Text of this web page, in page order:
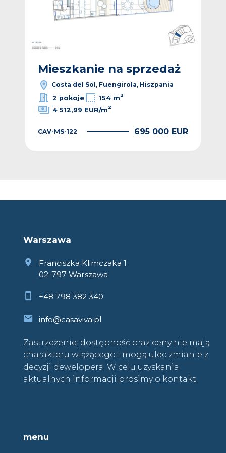
Mieszkanie na sprzedaż
Costa del Sol, Fuengirola, Hiszpania
2 pokoje
154 m2
4 512,99 EUR/m2
CAV-MS-122 695 000 EUR
Warszawa
Franciszka Klimczaka 1
02-797 Warszawa
+48 798 382 340
info@casaviva.pl
Zastrzeżenie: dostępność oraz ceny nie mają
charakteru wiążącego i mogą ulec zmianie z
decyzji dewelopera. W celu uzyskania
aktualnych informacji prosimy o kontakt.
menu